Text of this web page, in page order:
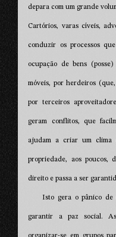
depara com um grande
Cartórios, varas cíveis,
conduzir os processos
ocupação de bens
móveis, por herdeiros
por terceiros
geram conflitos, que
ajudam a criar um clima
propriedade, aos poucos,
direito e passa a ser
Isto gera o pânico de
garantir a paz social.